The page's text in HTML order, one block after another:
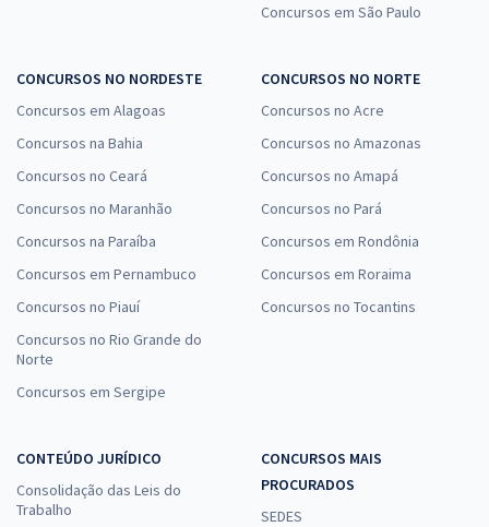
Concursos em São Paulo
CONCURSOS NO NORDESTE
Concursos em Alagoas
Concursos na Bahia
Concursos no Ceará
Concursos no Maranhão
Concursos na Paraíba
Concursos em Pernambuco
Concursos no Piauí
Concursos no Rio Grande do
Norte
Concursos em Sergipe
CONCURSOS NO NORTE
Concursos no Acre
Concursos no Amazonas
Concursos no Amapá
Concursos no Pará
Concursos em Rondônia
Concursos em Roraima
Concursos no Tocantins
CONTEÚDO JURÍDICO
Consolidação das Leis do
Trabalho
CONCURSOS MAIS
PROCURADOS
SEDES